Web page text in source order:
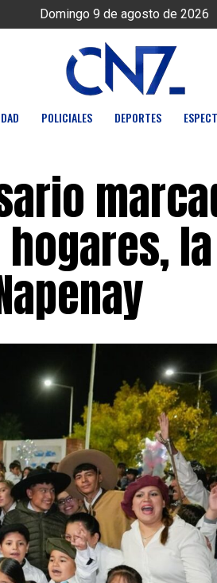
Domingo 9 de agosto de 2026
POLICIALES DEPORTES